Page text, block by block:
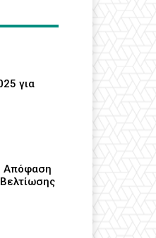
για
Απόφαση